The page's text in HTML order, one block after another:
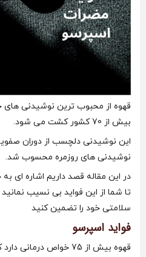
قهوه از محبوب ترین نوشیدنی های
بیش از 70 کشور کشت می شود.
این نوشیدنی دلچسب از دوران
نوشیدنی های روزمره محسوب شد.
در این مقاله قصد داریم اشاره ای
تا شما از این فواید بی نسیب نمانید
سلامتی خود را تضمین کنید
فواید اسپرسو
قهوه بیش از 75 خواص